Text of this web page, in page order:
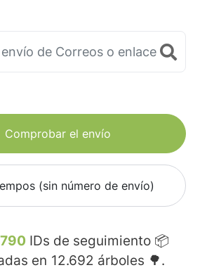
Comprobar el envío
(sin número de envío)
IDs de seguimiento 📦
en 12.692 árboles 🌳.